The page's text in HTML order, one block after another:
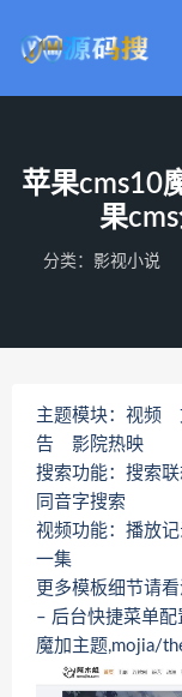
苹果cms10
果
分类： 影视小说
主题模块：视
告 影院热映
搜索功能：搜
同音字搜索
视频功能：播放
一集
更多模板细节请
– 后台快捷菜单配
魔加主题,mojia/